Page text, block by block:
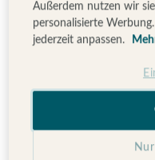
Materialien
Außerdem nutzen wir
personalisierte
jederzeit anpassen.